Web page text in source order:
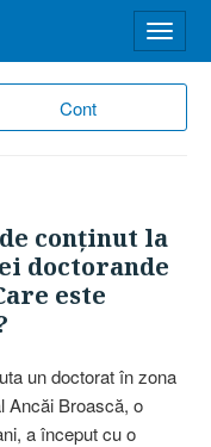
Cont
meniu
conţinut la
doctorande
este
un doctorat în zona
Ancăi Broască, o
a început cu o